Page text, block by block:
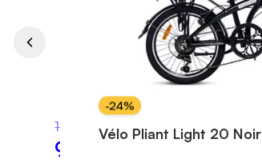
10,00 €
5,99 €
-24%
Vélo Pliant Light 20 Noir